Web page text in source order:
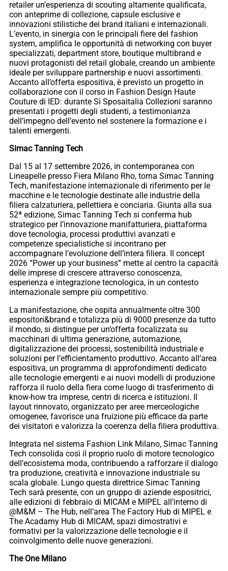
retailer un’esperienza di scouting altamente qualificata,
con anteprime di collezione, capsule esclusive e
innovazioni stilistiche dei brand italiani e internazionali.
L’evento, in sinergia con le principali fiere del fashion
system, amplifica le opportunità di networking con buyer
specializzati, department store, boutique multibrand e
nuovi protagonisti del retail globale, creando un ambiente
ideale per sviluppare partnership e nuovi assortimenti.
Accanto all’offerta espositiva, è previsto un progetto in
collaborazione con il corso in Fashion Design Haute
Couture di IED: durante Sì Sposaitalia Collezioni saranno
presentati i progetti degli studenti, a testimonianza
dell’impegno dell’evento nel sostenere la formazione e i
talenti emergenti.
Simac Tanning Tech
Dal 15 al 17 settembre 2026, in contemporanea con
Lineapelle presso Fiera Milano Rho, torna Simac Tanning
Tech, manifestazione internazionale di riferimento per le
macchine e le tecnologie destinate alle industrie della
filiera calzaturiera, pellettiera e conciaria. Giunta alla sua
52ª edizione, Simac Tanning Tech si conferma hub
strategico per l’innovazione manifatturiera, piattaforma
dove tecnologia, processi produttivi avanzati e
competenze specialistiche si incontrano per
accompagnare l’evoluzione dell’intera filiera. Il concept
2026 “Power up your business” mette al centro la capacità
delle imprese di crescere attraverso conoscenza,
esperienza e integrazione tecnologica, in un contesto
internazionale sempre più competitivo.
La manifestazione, che ospita annualmente oltre 300
espositori&brand e totalizza più di 9000 presenze da tutto
il mondo, si distingue per un’offerta focalizzata su
macchinari di ultima generazione, automazione,
digitalizzazione dei processi, sostenibilità industriale e
soluzioni per l’efficientamento produttivo. Accanto all’area
espositiva, un programma di approfondimenti dedicato
alle tecnologie emergenti e ai nuovi modelli di produzione
rafforza il ruolo della fiera come luogo di trasferimento di
know-how tra imprese, centri di ricerca e istituzioni. Il
layout rinnovato, organizzato per aree merceologiche
omogenee, favorisce una fruizione più efficace da parte
dei visitatori e valorizza la coerenza della filiera produttiva.
Integrata nel sistema Fashion Link Milano, Simac Tanning
Tech consolida così il proprio ruolo di motore tecnologico
dell’ecosistema moda, contribuendo a rafforzare il dialogo
tra produzione, creatività e innovazione industriale su
scala globale. Lungo questa direttrice Simac Tanning
Tech sarà presente, con un gruppo di aziende espositrici,
alle edizioni di febbraio di MICAM e MIPEL all’interno di
@M&M – The Hub, nell’area The Factory Hub di MIPEL e
The Acadamy Hub di MICAM, spazi dimostrativi e
formativi per la valorizzazione delle tecnologie e il
coinvolgimento delle nuove generazioni.
The One Milano